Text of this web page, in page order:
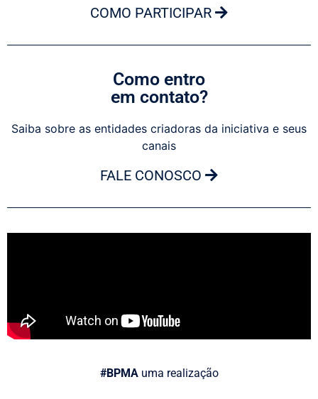
COMO PARTICIPAR
Como entro
em contato?
Saiba sobre as entidades criadoras da iniciativa e seus
canais
FALE CONOSCO
#BPMAuma realização